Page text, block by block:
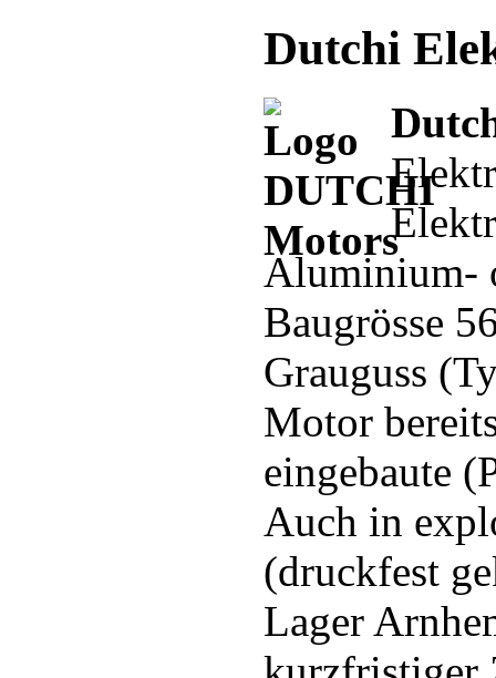
Dutchi
Aluminium-
Baugrösse
Grauguss
Motor
eingebaute
Auch in
(druckfest
Lager